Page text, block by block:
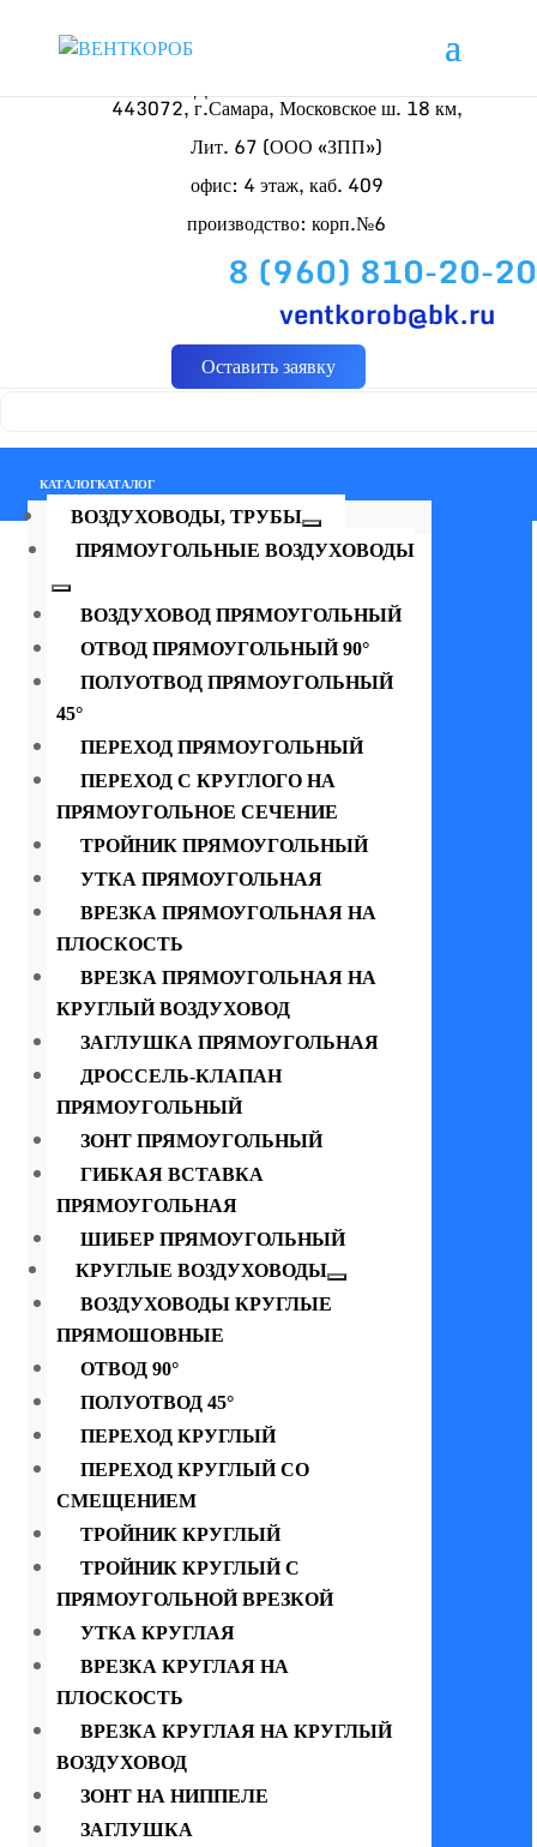
Доставляем по России
443072, г.Самара, Московское ш. 18 км,
Лит. 67 (ООО «ЗПП»)
офис: 4 этаж, каб. 409
производство: корп.№6
8 (960) 810-20-20
ventkorob@bk.ru
Оставить заявку
КАТАЛОГКАТАЛОГ
ВОЗДУХОВОДЫ, ТРУБЫ
ПРЯМОУГОЛЬНЫЕ ВОЗДУХОВОДЫ
ВОЗДУХОВОД ПРЯМОУГОЛЬНЫЙ
ОТВОД ПРЯМОУГОЛЬНЫЙ 90°
ПОЛУОТВОД ПРЯМОУГОЛЬНЫЙ
45°
ПЕРЕХОД ПРЯМОУГОЛЬНЫЙ
ПЕРЕХОД С КРУГЛОГО НА
ПРЯМОУГОЛЬНОЕ СЕЧЕНИЕ
ТРОЙНИК ПРЯМОУГОЛЬНЫЙ
УТКА ПРЯМОУГОЛЬНАЯ
ВРЕЗКА ПРЯМОУГОЛЬНАЯ НА
ПЛОСКОСТЬ
ВРЕЗКА ПРЯМОУГОЛЬНАЯ НА
КРУГЛЫЙ ВОЗДУХОВОД
ЗАГЛУШКА ПРЯМОУГОЛЬНАЯ
ДРОССЕЛЬ-КЛАПАН
ПРЯМОУГОЛЬНЫЙ
ЗОНТ ПРЯМОУГОЛЬНЫЙ
ГИБКАЯ ВСТАВКА
ПРЯМОУГОЛЬНАЯ
ШИБЕР ПРЯМОУГОЛЬНЫЙ
КРУГЛЫЕ ВОЗДУХОВОДЫ
ВОЗДУХОВОДЫ КРУГЛЫЕ
ПРЯМОШОВНЫЕ
ОТВОД 90°
ПОЛУОТВОД 45°
ПЕРЕХОД КРУГЛЫЙ
ПЕРЕХОД КРУГЛЫЙ СО
СМЕЩЕНИЕМ
ТРОЙНИК КРУГЛЫЙ
ТРОЙНИК КРУГЛЫЙ С
ПРЯМОУГОЛЬНОЙ ВРЕЗКОЙ
УТКА КРУГЛАЯ
ВРЕЗКА КРУГЛАЯ НА
ПЛОСКОСТЬ
ВРЕЗКА КРУГЛАЯ НА КРУГЛЫЙ
ВОЗДУХОВОД
ЗОНТ НА НИППЕЛЕ
ЗАГЛУШКА